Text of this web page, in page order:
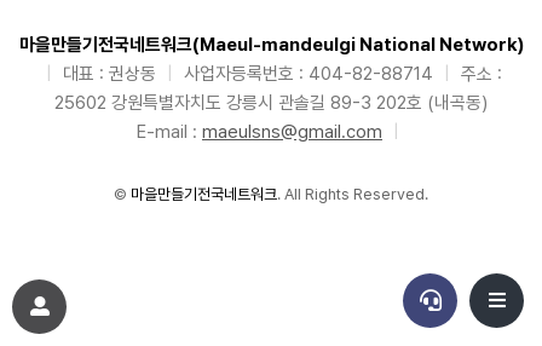
마을만들기전국네트워크(Maeul-mandeulgi National Network)
대표 : 권상동 사업자등록번호 : 404-82-88714
주소 :
25602 강원특별자치도 강릉시 관솔길 89-3 202호 (내곡동)
E-mail : maeulsns@gmail.com
© 마을만들기전국네트워크. All Rights Reserved.